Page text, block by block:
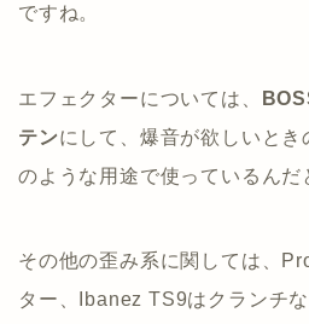
ですね。
エフェクターについては、
テンにして、爆音が欲しいと
のような用途で使っているんだ
その他の歪み系に関しては、
ター、Ibanez TS9はクランチ